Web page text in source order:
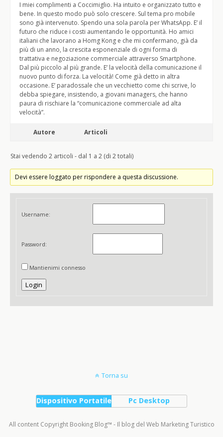
I miei complimenti a Coccimiglio. Ha intuito e organizzato tutto e
bene. In questo modo può solo crescere. Sul tema pro mobile
sono già intervenuto. Spendo una sola parola per WhatsApp. E’ il
futuro che riduce i costi aumentando le opportunità. Ho amici
italiani che lavorano a Homg Kong e che mi confermano, già da
più di un anno, la crescita esponenziale di ogni forma di
trattativa e negoziazione commerciale attraverso Smartphone.
Dal più piccolo al più grande. E’ la velocità della comunicazione il
nuovo punto di forza. La velocità! Come già detto in altra
occasione. E’ paradossale che un vecchietto come chi scrive, lo
debba spiegare, insistendo, a giovani managers, che hanno
paura di rischiare la “comunicazione commerciale ad alta
velocità”.
Autore Articoli
Stai vedendo 2 articoli - dal 1 a 2 (di 2 totali)
Devi essere loggato per rispondere a questa discussione.
Username:
Password:
Mantienimi connesso
Login
Torna su
Dispositivo Portatile Pc Desktop
All content Copyright Booking Blog™ - Il blog del Web Marketing Turistico